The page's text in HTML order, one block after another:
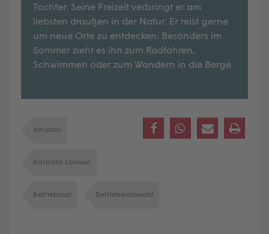
Tochter. Seine Freizeit verbringt er am
liebsten draußen in der Natur. Er reist gerne
um neue Orte zu entdecken. Besonders im
Sommer zieht es ihn zum Radfahren,
Schwimmen oder zum Wandern in die Berge.
Amazon
Barbara Lavaud
Betriebsrat Betriebsratswahl